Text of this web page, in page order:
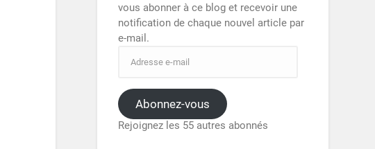
vous abonner à ce blog et recevoir une
notification de chaque nouvel article par
e-mail.
Abonnez-vous
Rejoignez les 55 autres abonnés